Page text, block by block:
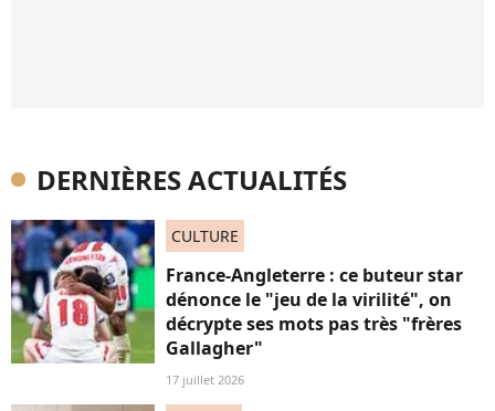
DERNIÈRES ACTUALITÉS
CULTURE
France-Angleterre : ce buteur star
dénonce le "jeu de la virilité", on
décrypte ses mots pas très "frères
Gallagher"
17 juillet 2026